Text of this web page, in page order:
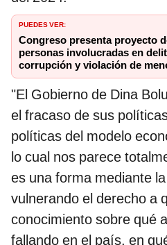
PUEDES VER:
Congreso presenta proyecto
personas involucradas en
corrupción y violación de
"El Gobierno de Dina
el fracaso de sus
políticas del modelo
lo cual nos parece
es una forma mediante
vulnerando el derecho a
conocimiento sobre qué
fallando en el país, en